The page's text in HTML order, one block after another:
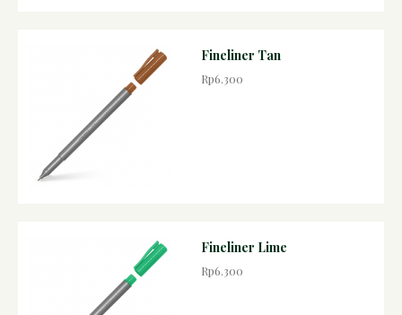
Fineliner Tan
Rp6.300
Fineliner Lime
Rp6.300